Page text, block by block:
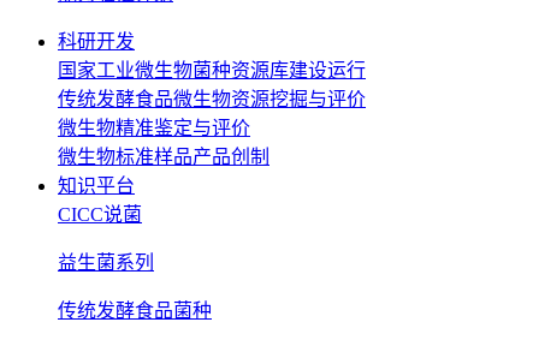
科研开发
国家工业微生物菌种资源库建设运行
传统发酵食品微生物资源挖掘与评价
微生物精准鉴定与评价
微生物标准样品产品创制
知识平台
CICC说菌
益生菌系列
传统发酵食品菌种